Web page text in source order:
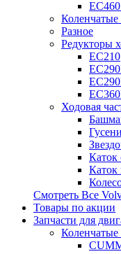
Коленчатые
Разное
Редукторы
EC210
Ходовая
Каток
Смотреть Все
Товары по акции
Запчасти для